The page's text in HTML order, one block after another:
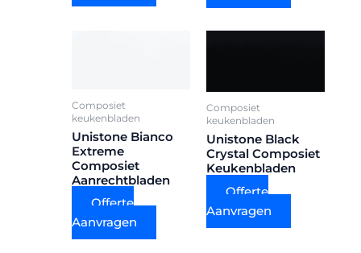
Composiet
keukenbladen
Unistone Bianco
Extreme
Composiet
Aanrechtbladen
Offerte
Aanvragen
Composiet
keukenbladen
Unistone Black
Crystal Composiet
Keukenbladen
Offerte
Aanvragen